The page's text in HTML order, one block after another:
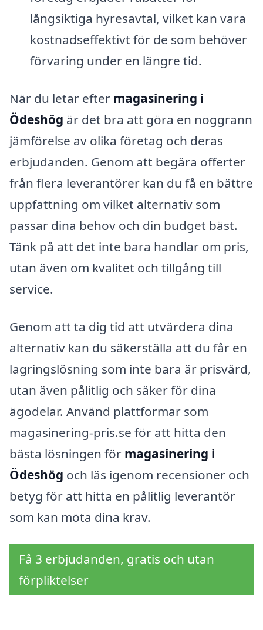
långsiktiga hyresavtal, vilket kan vara
kostnadseffektivt för de som behöver
förvaring under en längre tid.
När du letar efter magasinering i
Ödeshög är det bra att göra en noggrann
jämförelse av olika företag och deras
erbjudanden. Genom att begära offerter
från flera leverantörer kan du få en bättre
uppfattning om vilket alternativ som
passar dina behov och din budget bäst.
Tänk på att det inte bara handlar om pris,
utan även om kvalitet och tillgång till
service.
Genom att ta dig tid att utvärdera dina
alternativ kan du säkerställa att du får en
lagringslösning som inte bara är prisvärd,
utan även pålitlig och säker för dina
ägodelar. Använd plattformar som
magasinering-pris.se för att hitta den
bästa lösningen för magasinering i
Ödeshög och läs igenom recensioner och
betyg för att hitta en pålitlig leverantör
som kan möta dina krav.
Få 3 erbjudanden, gratis och utan
förpliktelser